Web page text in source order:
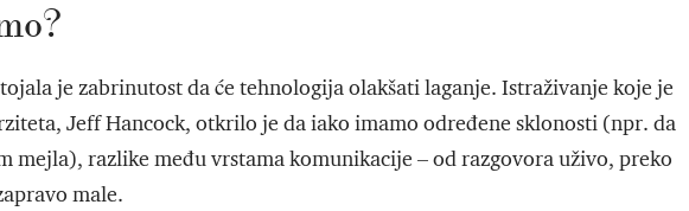
je zabrinutost da će tehnologija olakšati laganje. Istraživanje koje je
Jeff Hancock, otkrilo je da iako imamo određene sklonosti (npr. da
mejla), razlike među vrstama komunikacije – od razgovora uživo, preko
male.